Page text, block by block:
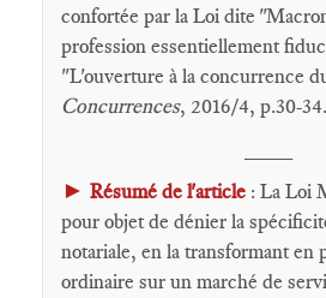
confortée par la Loi dite
profession essentiellement
"L'ouverture à la concurrence
Concurrences, 2016/4, p.30-34.
► Résumé de l'article : La Loi
pour objet de dénier la
notariale, en la transformant en
ordinaire sur un marché de